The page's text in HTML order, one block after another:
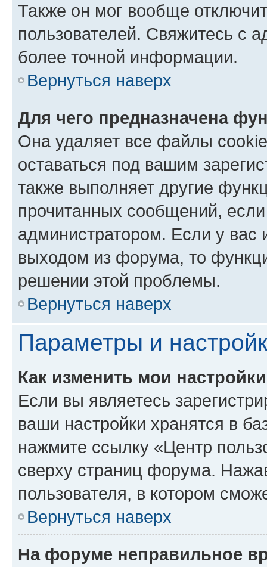
Также он мог вообще
пользователей. Свяжитесь с
более точной информации.
Вернуться наверх
Для чего предназначена
Она удаляет все файлы
оставаться под вашим
также выполняет другие
прочитанных сообщений,
администратором. Если у
выходом из форума, то
решении этой проблемы.
Вернуться наверх
Параметры и
Как изменить мои
Если вы являетесь
ваши настройки хранятся в
нажмите ссылку «Центр
сверху страниц форума.
пользователя, в котором
Вернуться наверх
На форуме неправильное